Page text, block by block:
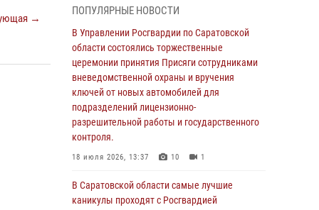
→
В Саратовской области сотрудники
Росгвардии помогли вернуться домой
потерявшейся пенсионерке
21 июля 2026, 10:38
В Управлении Росгвардии по Саратовской
области состоялись торжественные
церемонии принятия Присяги сотрудниками
вневедомственной охраны и вручения
ключей от новых автомобилей для
разрешительной работы и государственного
ПОПУЛЯРНЫЕ НОВОСТИ
В Управлении Росгвардии по Саратовской
области состоялись торжественные
церемонии принятия Присяги сотрудниками
вневедомственной охраны и вручения
ключей от новых автомобилей для
подразделений лицензионно-
разрешительной работы и государственного
контроля.
18 июля 2026, 13:37 10 1
В Саратовской области самые лучшие
каникулы проходят с Росгвардией